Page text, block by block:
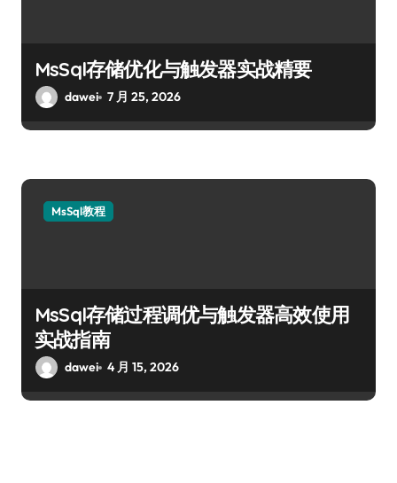
MsSql存储优化与触发器实战精要
dawei 7 月 25, 2026
MsSql教程
MsSql存储过程调优与触发器高效使用
实战指南
dawei 4 月 15, 2026